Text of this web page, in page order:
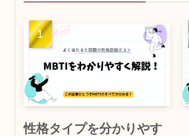
性格タイプを分かりやす